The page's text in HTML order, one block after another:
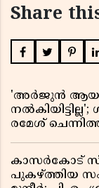
Share
'അർജുൻ
രമേശ്
കാസർകോട്
പുകഴ്ത്തിയ